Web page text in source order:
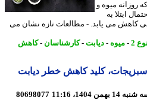
میوه و
به
کاهش می یابد. - مطالعات تازه نشان می
-میوه-دیابت-کارشناسان-کاهش
کلید کاهش خطر دیابت
80698077